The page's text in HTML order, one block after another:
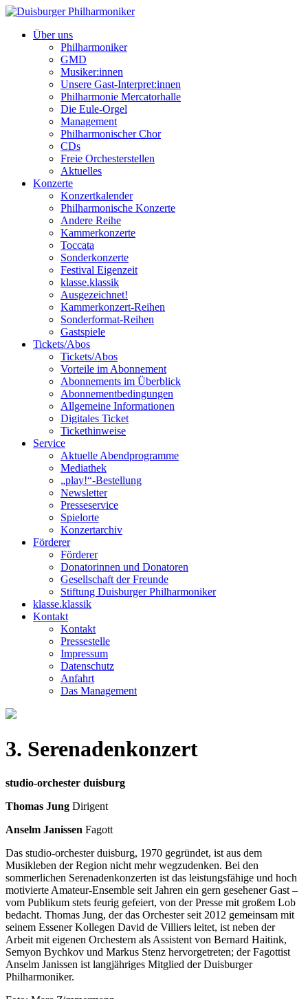
Über uns
Philharmoniker
GMD
Musiker:innen
Unsere Gast-Interpret:innen
Philharmonie Mercatorhalle
Die Eule-Orgel
Management
Philharmonischer Chor
CDs
Freie Orchesterstellen
Aktuelles
Konzerte
Konzertkalender
Philharmonische Konzerte
Andere Reihe
Kammerkonzerte
Toccata
Sonderkonzerte
Festival Eigenzeit
klasse.klassik
Ausgezeichnet!
Kammerkonzert-Reihen
Sonderformat-Reihen
Gastspiele
Tickets/Abos
Tickets/Abos
Vorteile im Abonnement
Abonnements im Überblick
Abonnement­bedingungen
Allgemeine Informationen
Digitales Ticket
Ticket­hinweise
Service
Aktuelle Abendprogramme
Mediathek
„play!“-Bestellung
Newsletter
Presseservice
Spielorte
Konzertarchiv
Förderer
Förderer
Donatorinnen und Donatoren
Gesellschaft der Freunde
Stiftung Duisburger Philharmoniker
klasse.klassik
Kontakt
Kontakt
Pressestelle
Impressum
Datenschutz
Anfahrt
Das Management
3. Serenadenkonzert
studio-orchester duisburg
Thomas Jung Dirigent
Anselm Janissen Fagott
Das studio-orchester duisburg, 1970 gegründet, ist aus dem
Musikleben der Region nicht mehr wegzudenken. Bei den
sommerlichen Serenaden­konzerten ist das leistungsfähige und hoch
motivierte Amateur-Ensemble seit Jahren ein gern gesehener Gast –
vom Publikum stets feurig gefeiert, von der Presse mit großem Lob
bedacht. Thomas Jung, der das Orchester seit 2012 gemeinsam mit
seinem Essener Kollegen David de Villiers leitet, ist neben der
Arbeit mit eigenen Orchestern als Assistent von Bernard Haitink,
Semyon Bychkov und Markus Stenz hervorgetreten; der Fagottist
Anselm Janissen ist lang­jähriges Mitglied der Duisburger
Philharmoniker.